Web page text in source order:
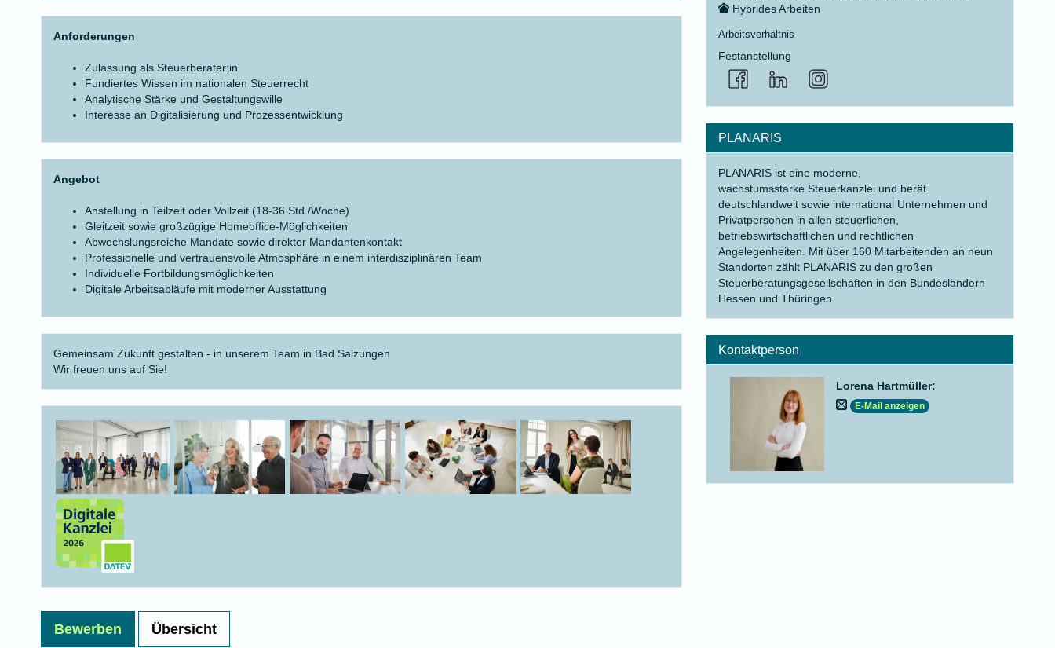
Anforderungen
Zulassung als Steuerberater:in
Fundiertes Wissen im nationalen Steuerrecht
Analytische Stärke und Gestaltungswille
Interesse an Digitalisierung und Prozessentwicklung
Angebot
Anstellung in Teilzeit oder Vollzeit (18-36 Std./Woche)
Gleitzeit sowie großzügige Homeoffice-Möglichkeiten
Abwechslungsreiche Mandate sowie direkter Mandantenkontakt
Professionelle und vertrauensvolle Atmosphäre in einem interdisziplinären Team
Individuelle Fortbildungsmöglichkeiten
Digitale Arbeitsabläufe mit moderner Ausstattung
Gemeinsam Zukunft gestalten - in unserem Team in Bad Salzungen
Wir freuen uns auf Sie!
Bewerben Übersicht
Hybrides Arbeiten
Arbeitsverhältnis
Festanstellung
PLANARIS
PLANARIS ist eine moderne,
wachstumsstarke Steuerkanzlei und berät
deutschlandweit sowie international Unternehmen und
Privatpersonen in allen steuerlichen,
betriebswirtschaftlichen und rechtlichen
Angelegenheiten. Mit über 160 Mitarbeitenden an neun
Standorten zählt PLANARIS zu den großen
Steuerberatungsgesellschaften in den Bundesländern
Hessen und Thüringen.
Kontaktperson
Lorena Hartmüller:
E-Mail anzeigen